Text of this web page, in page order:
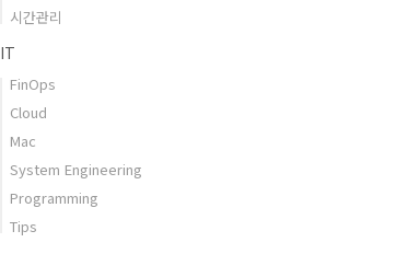
시간관리
IT
FinOps
Cloud
Mac
System Engineering
Programming
Tips